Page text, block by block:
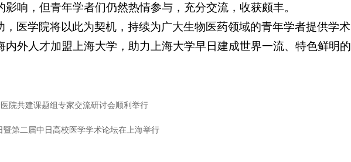
响，但青年学者们仍然热情参与，充分交流，收获颇丰。
，医学院将以此为契机，持续为广大生物医药领域的青年学者提供学术
内外人才加盟上海大学，助力上海大学早日建成世界一流、特色鲜明的
院共建课题组专家交流研讨会顺利举行
第二届中日高校医学学术论坛在上海举行